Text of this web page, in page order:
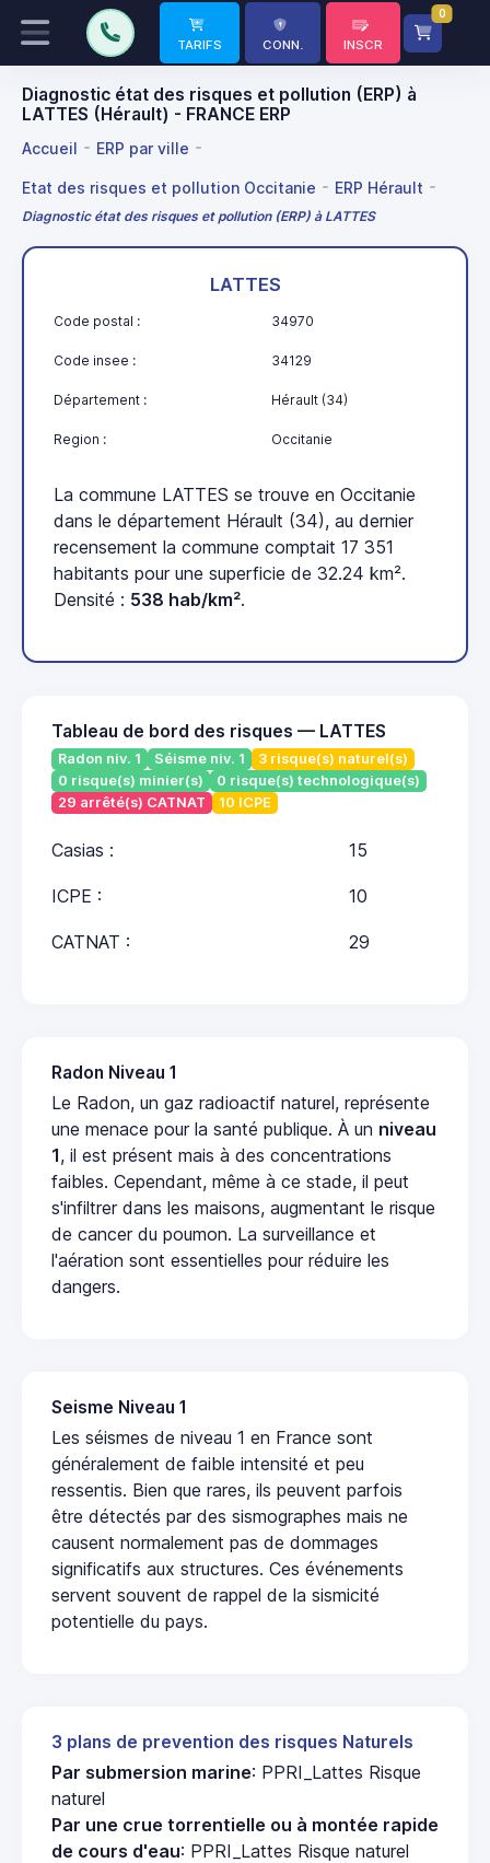
TARIFS CONN. INSCR
0
Diagnostic état des risques et pollution (ERP) à
LATTES (Hérault) - FRANCE ERP
Accueil ERP par ville
Etat des risques et pollution Occitanie ERP Hérault
Diagnostic état des risques et pollution (ERP) à LATTES
LATTES
Code postal : 34970
Code insee : 34129
Département : Hérault (34)
Region : Occitanie
La commune LATTES se trouve en Occitanie
dans le département Hérault (34), au dernier
recensement la commune comptait 17 351
habitants pour une superficie de 32.24 km².
Densité : 538 hab/km².
Tableau de bord des risques — LATTES
Radon niv. 1 Séisme niv. 1
3 risque(s) naturel(s)
0 risque(s) minier(s)
0 risque(s) technologique(s)
29 arrêté(s) CATNAT
10 ICPE
Casias : 15
ICPE : 10
CATNAT : 29
Radon Niveau 1
Le Radon, un gaz radioactif naturel, représente
une menace pour la santé publique. À un niveau
1, il est présent mais à des concentrations
faibles. Cependant, même à ce stade, il peut
s'infiltrer dans les maisons, augmentant le risque
de cancer du poumon. La surveillance et
l'aération sont essentielles pour réduire les
dangers.
Seisme Niveau 1
Les séismes de niveau 1 en France sont
généralement de faible intensité et peu
ressentis. Bien que rares, ils peuvent parfois
être détectés par des sismographes mais ne
causent normalement pas de dommages
significatifs aux structures. Ces événements
servent souvent de rappel de la sismicité
potentielle du pays.
3 plans de prevention des risques Naturels
Par submersion marine: PPRI_Lattes Risque
naturel
Par une crue torrentielle ou à montée rapide
de cours d'eau: PPRI_Lattes Risque naturel